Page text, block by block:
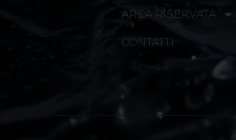
AREA RISERVATA
CONTATTI